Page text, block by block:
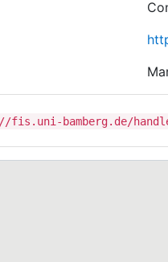
fis.uni-bamberg.de/